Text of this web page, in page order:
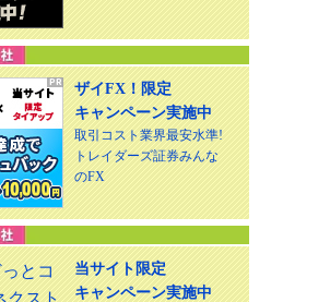
ザイFX！限定
キャンペーン実施中
取引コスト業界最安水準!
トレイダーズ証券みんな
のFX
当サイト限定
キャンペーン実施中